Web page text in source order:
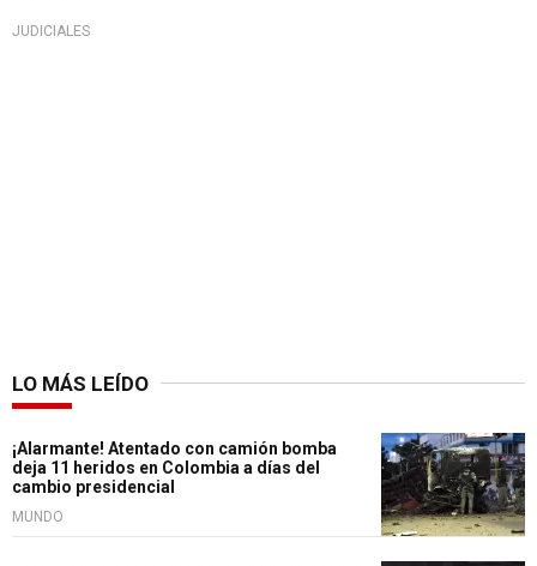
JUDICIALES
LO MÁS LEÍDO
¡Alarmante! Atentado con camión bomba
deja 11 heridos en Colombia a días del
cambio presidencial
MUNDO